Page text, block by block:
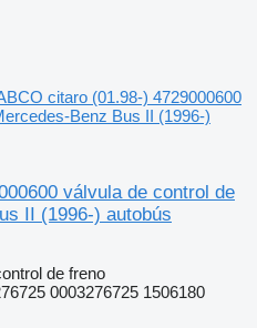
citaro (01.98-) 4729000600
Benz Bus II (1996-)
válvula de control de
II (1996-) autobús
de freno
0003276725 1506180